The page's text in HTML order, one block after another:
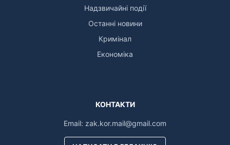
Надзвичайні події
Останні новини
Кримінал
Економіка
КОНТАКТИ
Email: zak.kor.mail@gmail.com